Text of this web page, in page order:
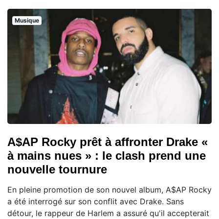
Musique
A$AP Rocky prêt à affronter Drake «
à mains nues » : le clash prend une
nouvelle tournure
En pleine promotion de son nouvel album, A$AP Rocky
a été interrogé sur son conflit avec Drake. Sans
détour, le rappeur de Harlem a assuré qu'il accepterait